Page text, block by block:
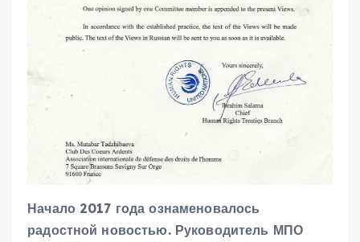
Начало 2017 года ознаменовалось
радостной новостью. Руководитель МПО